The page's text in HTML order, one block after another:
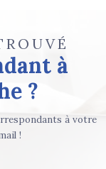
à
?
à votre
!